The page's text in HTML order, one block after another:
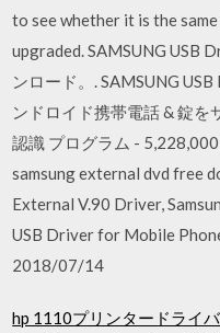
to see whether it is the
upgraded. SAMSUNG USB
ンロード。. SAMSUNG
ンドロイド携帯電話 & 錠を
認識 プログラム -
samsung external dvd free
External V.90 Driver,
USB Driver for Mobile
2018/07/14
hp 1110プリンタードライ